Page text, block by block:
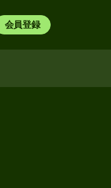
会員登録